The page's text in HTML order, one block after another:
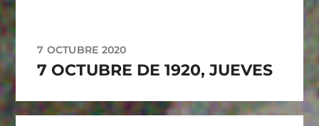
7 OCTUBRE 2020
7 OCTUBRE DE 1920, JUEVES